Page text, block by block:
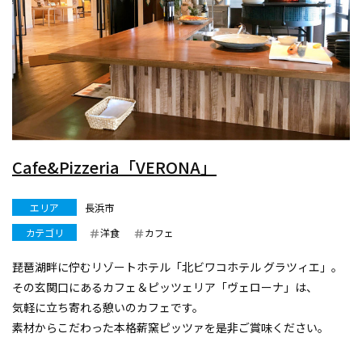
Cafe&Pizzeria「VERONA」
エリア
長浜市
カテゴリ
洋食 カフェ
琵琶湖畔に佇むリゾートホテル「北ビワコホテル グラツィエ」。
その玄関口にあるカフェ＆ピッツェリア「ヴェローナ」は、
気軽に立ち寄れる憩いのカフェです。
素材からこだわった本格薪窯ピッツァを是非ご賞味ください。